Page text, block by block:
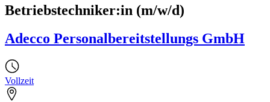
Betriebstechniker:in (m/w/d)
Adecco Personalbereitstellungs GmbH
Vollzeit